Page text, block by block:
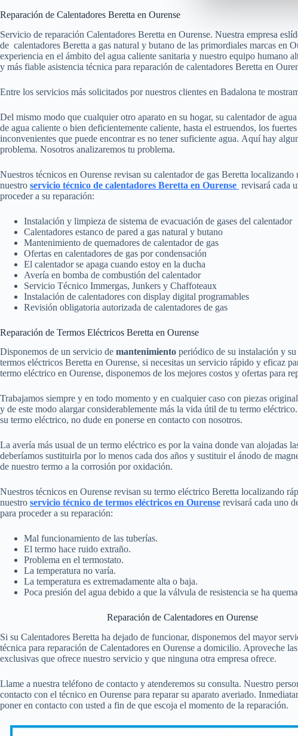
Reparación de Calentadores Beretta en Ourense
Servicio de reparación Calentadores Beretta en Ourense. Nuestra empresa
de calentadores Beretta a gas natural y butano de las primordiales marcas en
experiencia en el ámbito del agua caliente sanitaria y nuestro equipo humano
y más fiable asistencia técnica para reparación de calentadores Beretta en
Entre los servicios más solicitados por nuestros clientes en Badalona te
Del mismo modo que cualquier otro aparato en su hogar, su calentador de
de agua caliente o bien deficientemente caliente, hasta el estruendos, los
inconvenientes que puede encontrar es no tener suficiente agua. Aquí hay
problema. Nosotros analizaremos tu problema.
Nuestros técnicos en Ourense revisan su calentador de gas Beretta
nuestro servicio técnico de calentadores Beretta en Ourense revisará cada
proceder a su reparación:
Instalación y limpieza de sistema de evacuación de gases del calentador
Calentadores estanco de pared a gas natural y butano
Mantenimiento de quemadores de calentador de gas
Ofertas en calentadores de gas por condensación
El calentador se apaga cuando estoy en la ducha
Avería en bomba de combustión del calentador
Servicio Técnico Immergas, Junkers y Chaffoteaux
Instalación de calentadores con display digital programables
Revisión obligatoria autorizada de calentadores de gas
Reparación de Termos Eléctricos Beretta en Ourense
Disponemos de un servicio de mantenimiento periódico de su instalación y
termos eléctricos Beretta en Ourense, si necesitas un servicio rápido y eficaz
termo eléctrico en Ourense, disponemos de los mejores costos y ofertas para
Trabajamos siempre y en todo momento y en cualquier caso con piezas
y de este modo alargar considerablemente más la vida útil de tu termo
su termo eléctrico, no dude en ponerse en contacto con nosotros.
La avería más usual de un termo eléctrico es por la vaina donde van alojadas
deberíamos sustituirla por lo menos cada dos años y sustituir el ánodo de
de nuestro termo a la corrosión por oxidación.
Nuestros técnicos en Ourense revisan su termo eléctrico Beretta localizando
nuestro servicio técnico de termos eléctricos en Ourense revisará cada uno
para proceder a su reparación:
Mal funcionamiento de las tuberías.
El termo hace ruido extraño.
Problema en el termostato.
La temperatura no varía.
La temperatura es extremadamente alta o baja.
Poca presión del agua debido a que la válvula de resistencia se ha
Reparación de Calentadores en Ourense
Si su Calentadores Beretta ha dejado de funcionar, disponemos del mayor
técnica para reparación de Calentadores en Ourense a domicilio. Aproveche
exclusivas que ofrece nuestro servicio y que ninguna otra empresa ofrece.
Llame a nuestra teléfono de contacto y atenderemos su consulta. Nuestro
contacto con el técnico en Ourense para reparar su aparato averiado.
poner en contacto con usted a fin de que escoja el momento de la reparación.